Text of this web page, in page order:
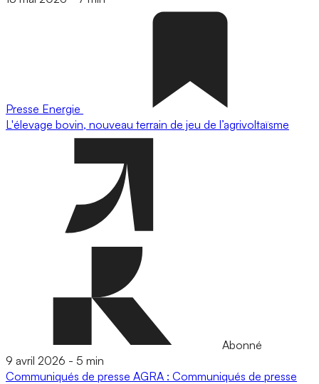
Presse Energie
L'élevage bovin, nouveau terrain de jeu de l’agrivoltaïsme
Abonné
9 avril 2026 - 5 min
Communiqués de presse AGRA : Communiqués de presse